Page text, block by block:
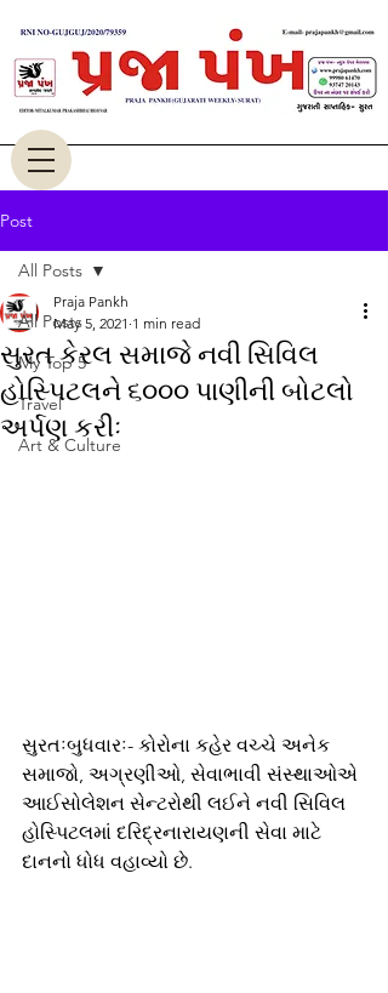
Post
All Posts
My Top 5
Travel
Art & Culture
All Posts
સુરત કેરલ સમાજે નવી સિવિલ
હોસ્પિટલને ૬૦૦૦ પાણીની બોટલો
અર્પણ કરીઃ
Praja Pankh
May 5, 2021 1 min read
સુરતઃબુધવારઃ- કોરોના કહેર વચ્ચે અનેક
સમાજો, અગ્રણીઓ, સેવાભાવી સંસ્થાઓએ
આઈસોલેશન સેન્ટરોથી લઈને નવી સિવિલ
હોસ્પિટલમાં દરિદ્રનારાયણની સેવા માટે
દાનનો ધોધ વહાવ્યો છે.